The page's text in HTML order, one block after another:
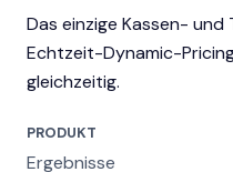
Das einzige Kassen-
Echtzeit-Dynamic-
gleichzeitig.
PRODUKT
Ergebnisse